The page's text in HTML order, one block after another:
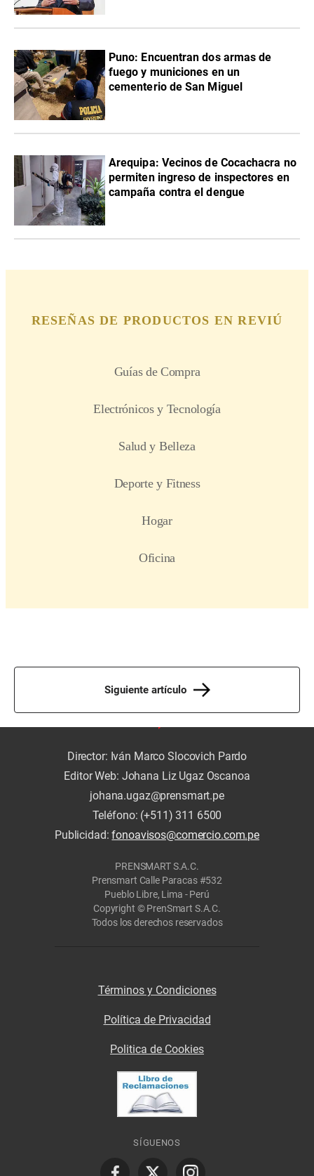
Puno: Encuentran dos armas de
fuego y municiones en un
cementerio de San Miguel
Arequipa: Vecinos de Cocachacra no
permiten ingreso de inspectores en
campaña contra el dengue
Siguiente artículo
Director: Iván Marco Slocovich Pardo
Editor Web: Johana Liz Ugaz Oscanoa
johana.ugaz@prensmart.pe
Teléfono: (+511) 311 6500
Publicidad:fonoavisos@comercio.com.pe
PRENSMART S.A.C.
Prensmart Calle Paracas #532
Pueblo Libre, Lima - Perú
Copyright © PrenSmart S.A.C.
Todos los derechos reservados
Términos y Condiciones
Política de Privacidad
Politica de Cookies
SÍGUENOS